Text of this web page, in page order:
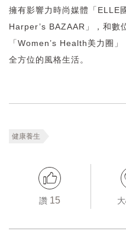
擁有影響力時尚媒體「ELLE
Harper’s BAZAAR」，和數
「Women’s Health美力圈
全方位的風格生活。
健康養生
讚 15